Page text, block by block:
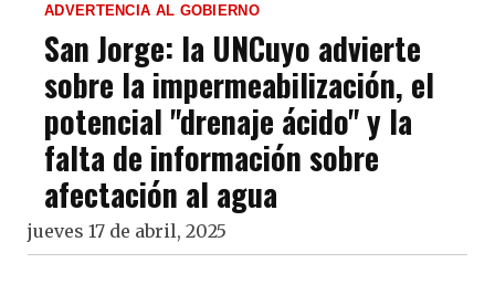
ADVERTENCIA AL GOBIERNO
San Jorge: la UNCuyo advierte
sobre la impermeabilización, el
potencial "drenaje ácido" y la
falta de información sobre
afectación al agua
jueves 17 de abril, 2025